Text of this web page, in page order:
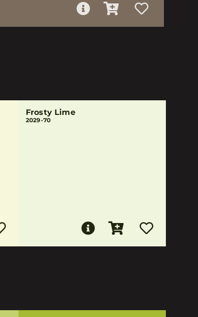
Frosty Lime
2029-70